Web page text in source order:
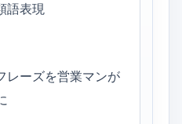
語表現
レーズを営業マンが